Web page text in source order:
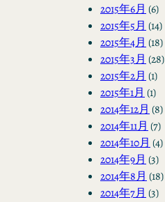
2015年6月 (6)
2015年5月 (14)
2015年4月 (18)
2015年3月 (28)
2015年2月 (1)
2015年1月 (1)
2014年12月 (8)
2014年11月 (7)
2014年10月 (4)
2014年9月 (3)
2014年8月 (18)
2014年7月 (3)